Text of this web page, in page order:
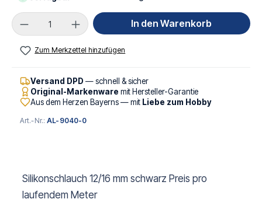
Produkt Anzahl: Gib den gewünschten Wert
In den Warenkorb
Zum Merkzettel hinzufügen
Versand DPD — schnell & sicher
Original-Markenware mit Hersteller-Garantie
Aus dem Herzen Bayerns — mit Liebe zum Hobby
Art.-Nr.:AL-9040-0
Silikonschlauch 12/16 mm schwarz Preis pro
laufendem Meter